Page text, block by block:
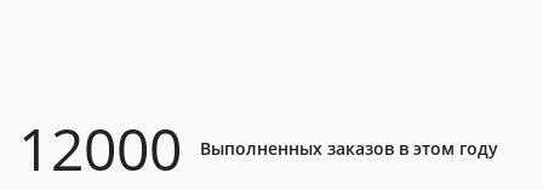
12000 Выполненных заказов в этом году